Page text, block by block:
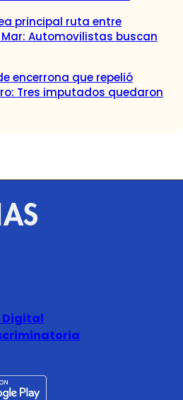
principal ruta entre
Automovilistas buscan
encerrona que repelió
Tres imputados quedaron
Digital